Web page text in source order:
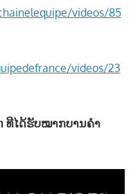
videos/85
videos/23
ທີໄດ້ຮັບໝາກບານຄຳ